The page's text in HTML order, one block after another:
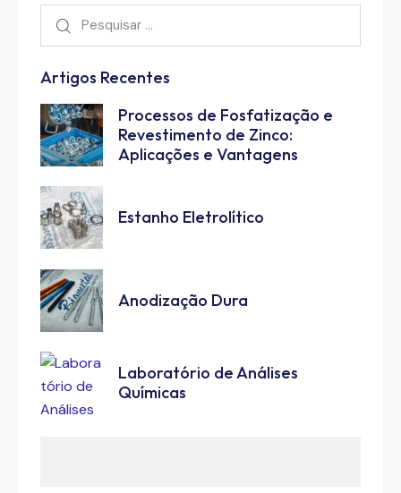
Artigos Recentes
Processos de Fosfatização e
Revestimento de Zinco:
Aplicações e Vantagens
Estanho Eletrolítico
Anodização Dura
Laboratório de Análises
Químicas